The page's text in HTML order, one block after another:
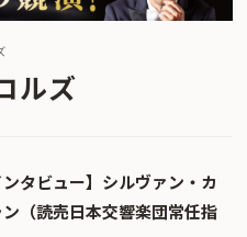
ルズ
ンタビュー】シルヴァン・カ
（読売日本交響楽団常任指